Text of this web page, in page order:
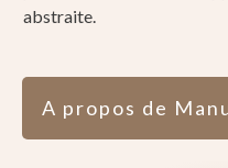
abstraite.
A propos de